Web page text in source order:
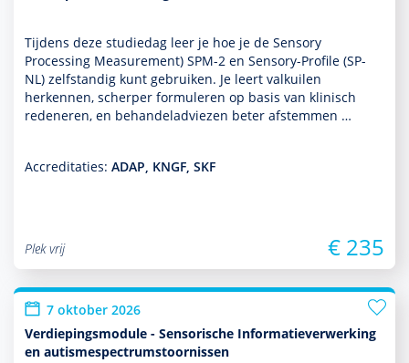
Tijdens deze studiedag leer je hoe je de Sensory
Processing Measurement) SPM-2 en Sensory-Profile (SP-
NL) zelf­standig kunt gebruiken. Je leert valkuilen
herkennen, scherper formuleren op basis van klinisch
redeneren, en behan­deladviezen beter afstemmen …
Accreditaties: ADAP, KNGF, SKF
Plek vrij € 235
7 oktober 2026
Verdiepingsmodule - Sensorische Informatieverwerking
en autismespectrumstoornissen